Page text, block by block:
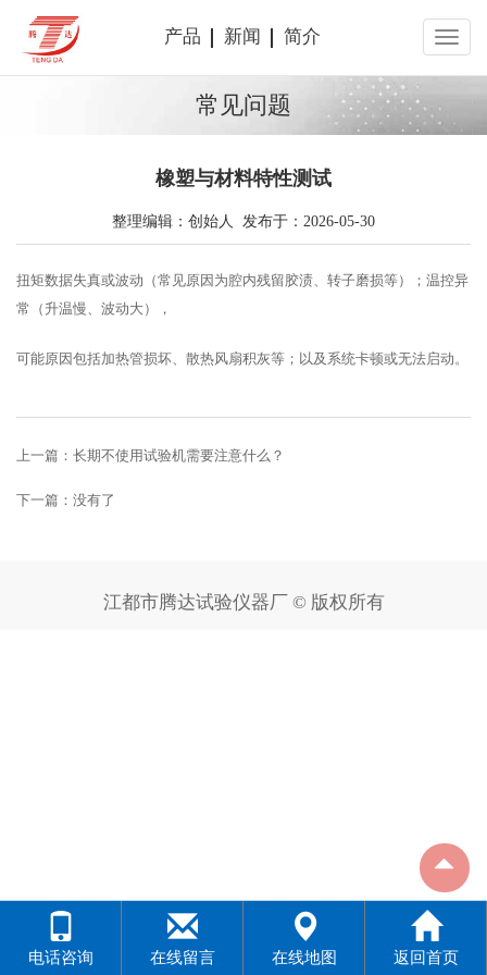
产品 新闻 简介
常见问题
橡塑与材料特性测试
整理编辑：创始人 发布于：2026-05-30
扭矩数据失真或波动（常见原因为腔内残留胶渍、转子磨损等）；温控异
常（升温慢、波动大），
可能原因包括加热管损坏、散热风扇积灰等；以及系统卡顿或无法启动。
上一篇： 长期不使用试验机需要注意什么？
下一篇：没有了
江都市腾达试验仪器厂 © 版权所有
电话咨询 在线留言 在线地图 返回首页